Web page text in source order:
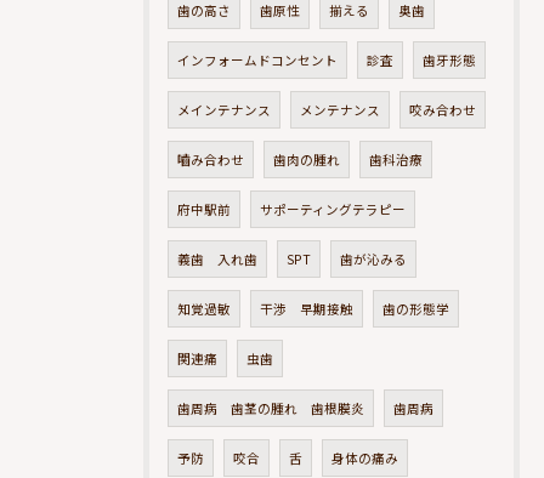
歯の高さ 歯原性 揃える 奥歯
インフォームドコンセント 診査 歯牙形態
メインテナンス メンテナンス 咬み合わせ
嚙み合わせ 歯肉の腫れ 歯科治療
府中駅前 サポーティングテラピー
義歯 入れ歯 SPT 歯が沁みる
知覚過敏 干渉 早期接触 歯の形態学
関連痛 虫歯
歯周病 歯茎の腫れ 歯根膜炎 歯周病
予防 咬合 舌 身体の痛み